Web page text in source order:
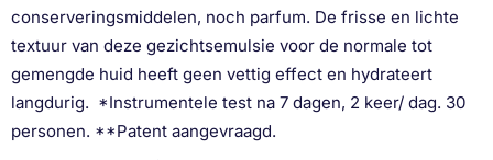
conserveringsmiddelen, noch parfum. De frisse en lichte
textuur van deze gezichtsemulsie voor de normale tot
gemengde huid heeft geen vettig effect en hydrateert
langdurig. *Instrumentele test na 7 dagen, 2 keer/ dag. 30
personen. **Patent aangevraagd.